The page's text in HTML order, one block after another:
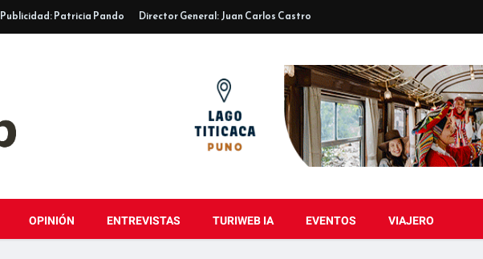
Publicidad: Patricia Pando Director General: Juan Carlos Castro
OPINIÓN ENTREVISTAS TURIWEB IA EVENTOS VIAJERO